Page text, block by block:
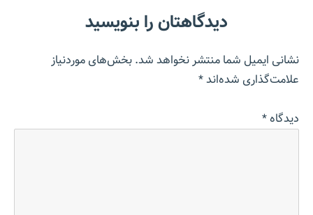
دیدگاهتان را بنویسید
نشانی ایمیل شما منتشر نخواهد شد.بخش‌های موردنیاز
علامت‌گذاری شده‌اند*
دیدگاه*